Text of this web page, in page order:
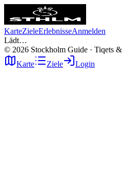
KarteZieleErlebnisseAnmelden
Lädt…
© 2026 Stockholm Guide · Tiqets
Karte
Ziele Login